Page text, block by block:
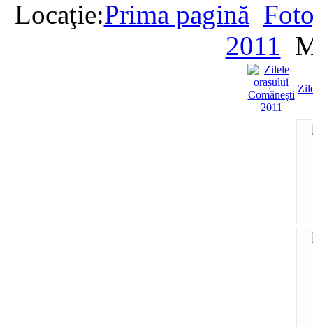
Locaţie:Prima pagină
2011